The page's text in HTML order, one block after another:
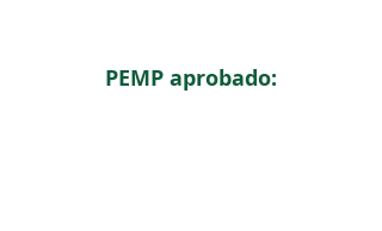
PEMP aprobado: